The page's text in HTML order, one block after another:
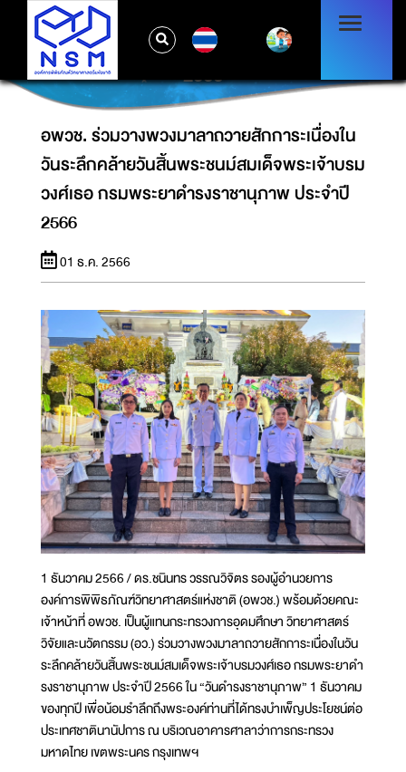
อพวช. ร่วมวางพวงมาลาถวายสักการะเนื่องใน
วันระลึกคล้ายวันสิ้นพระชนม์สมเด็จพระเจ้าบรม
วงศ์เธอ กรมพระยาดํารงราชานุภาพ ประจําปี
2566
อพวช. ร่วมวางพวงมาลาถวายสักการะเนื่องใน
วันระลึกคล้ายวันสิ้นพระชนม์สมเด็จพระเจ้าบรม
วงศ์เธอ กรมพระยาดํารงราชานุภาพ ประจําปี
2566
01 ธ.ค. 2566
1 ธันวาคม 2566 / ดร.ชนินทร วรรณวิจิตร รองผู้อำนวยการ
องค์การพิพิธภัณฑ์วิทยาศาสตร์แห่งชาติ (อพวช.) พร้อมด้วยคณะ
เจ้าหน้าที่ อพวช. เป็นผู้แทนกระทรวงการอุดมศึกษา วิทยาศาสตร์
วิจัยและนวัตกรรม (อว.) ร่วมวางพวงมาลาถวายสักการะเนื่องในวัน
ระลึกคล้ายวันสิ้นพระชนม์สมเด็จพระเจ้าบรมวงศ์เธอ กรมพระยาดํา
รงราชานุภาพ ประจําปี 2566 ใน “วันดำรงราชานุภาพ” 1 ธันวาคม
ของทุกปี เพื่อน้อมรำลึกถึงพระองค์ท่านที่ได้ทรงบำเพ็ญประโยชน์ต่อ
ประเทศชาตินานัปการ ณ บริเวณอาคารศาลาว่าการกระทรวง
มหาดไทย เขตพระนคร กรุงเทพฯ